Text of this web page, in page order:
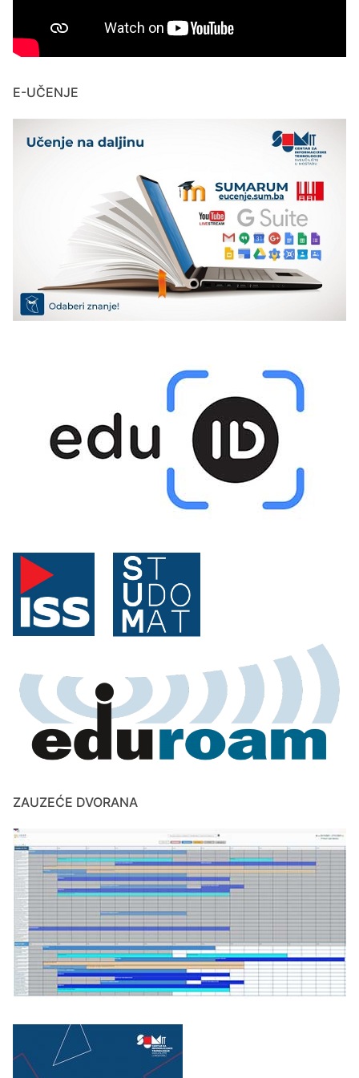
E-UČENJE
ZAUZEĆE DVORANA